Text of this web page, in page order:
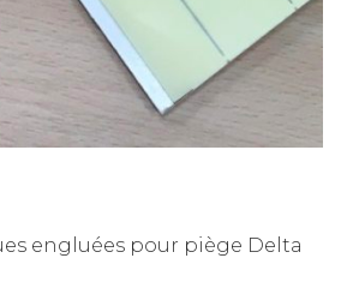
engluées pour piège Delta